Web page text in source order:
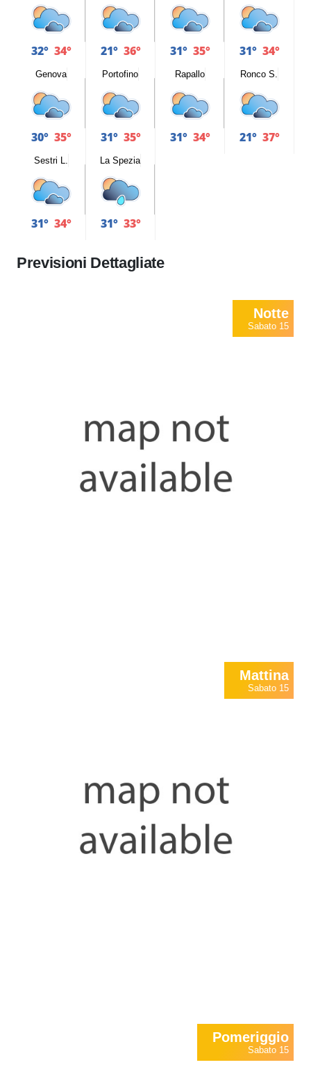
32° 34° 21° 36° 31° 35° 31° 34°
Genova
30° 35°
Portofino
31° 35°
Rapallo
31° 34°
Ronco S.
21° 37°
Sestri L.
31° 34°
La Spezia
31° 33°
Previsioni Dettagliate
Notte
Sabato 15
Mattina
Sabato 15
Pomeriggio
Sabato 15